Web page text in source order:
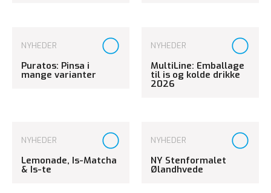
NYHEDER
Puratos: Pinsa i
mange varianter
NYHEDER
MultiLine: Emballage
til is og kolde drikke
2026
NYHEDER
Lemonade, Is-Matcha
& Is-te
NYHEDER
NY Stenformalet
Ølandhvede